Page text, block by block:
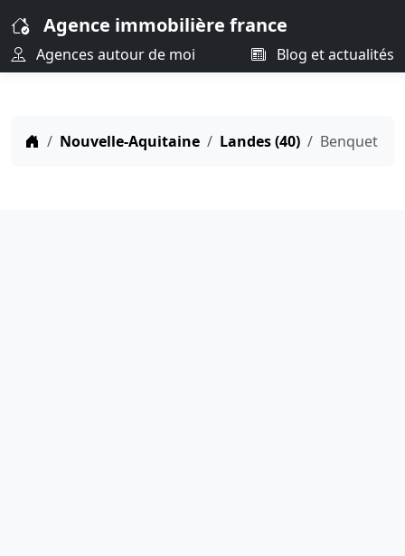
Agence immobilière france
Agences autour de moi Blog et actualités
Nouvelle-Aquitaine Landes (40) Benquet